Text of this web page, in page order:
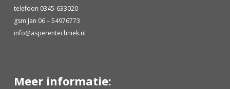
telefoon 0345-633020
gsm Jan 06 – 54976773
info@asperentechniek.nl
Meer informatie: